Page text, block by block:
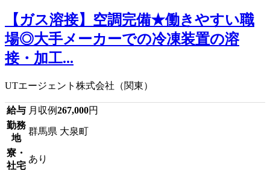
【ガス溶接】空調完備★働きやすい職
場◎大手メーカーでの冷凍装置の溶
接・加工...
UTエージェント株式会社（関東）
給与 月収例267,000円
勤務
地
群馬県 大泉町
寮・
社宅
あり